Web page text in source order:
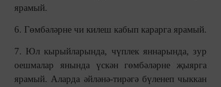
ярамый.
6. Гөмбәләрне чи килеш кабып карарга ярамый.
7. Юл кырыйларында, чүплек яннарында, зур
оешмалар янында үскән гөмбәләрне җыярга
ярамый. Аларда әйләнә-тирәгә бүленеп чыккан